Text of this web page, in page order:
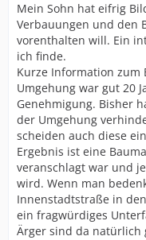
Mein Sohn hat eifrig
Verbauungen und den
vorenthalten will. Ein
ich finde.
Kurze Information zum
Umgehung war gut 20
Genehmigung. Bisher
der Umgehung
scheiden auch diese
Ergebnis ist eine
veranschlagt war und
wird. Wenn man
Innenstadtstraße in
ein fragwürdiges
Ärger sind da natürlich